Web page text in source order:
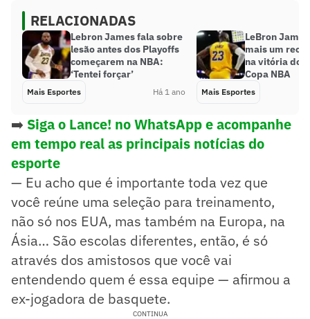
RELACIONADAS
Lebron James fala sobre
lesão antes dos Playoffs
começarem na NBA:
‘Tentei forçar’
Mais Esportes Há 1 ano
LeBron
mais um
na vitória do
Copa NBA
Mais Esportes
➡️ Siga o Lance! no WhatsApp e acompanhe
em tempo real as principais notícias do
esporte
— Eu acho que é importante toda vez que
você reúne uma seleção para treinamento,
não só nos EUA, mas também na Europa, na
Ásia… São escolas diferentes, então, é só
através dos amistosos que você vai
entendendo quem é essa equipe — afirmou a
ex-jogadora de basquete.
CONTINUA